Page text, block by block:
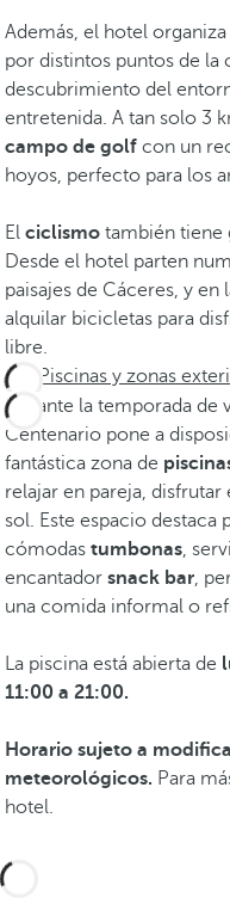
Además, el hotel
por distintos puntos de la
descubrimiento del
entretenida. A tan solo 3
campo de golf con un
hoyos, perfecto para los
El ciclismo también tiene
Desde el hotel parten
paisajes de Cáceres, y
alquilar bicicletas para
libre.
Piscinas y zonas
Durante la temporada de
Centenario pone a
fantástica zona de
relajar en pareja,
sol. Este espacio destaca
cómodas tumbonas,
encantador snack bar,
una comida informal o
La piscina está abierta de
11:00 a 21:00.
Horario sujeto a
meteorológicos. Para
hotel.